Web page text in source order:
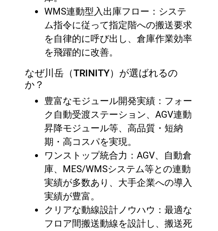
WMS連動型入出庫フロー：システ
ム指令に従って指定階への搬送要求
を自律的に呼び出し、倉庫作業効率
を飛躍的に改善。
なぜ川岳（TRINITY）が選ばれるの
か？
豊富なモジュール開発実績：フォー
ク自動受渡ステーション、AGV連動
昇降モジュール等、高品質・短納
期・高コスパを実現。
ワンストップ統合力：AGV、自動倉
庫、MES/WMSシステム等との連動
実績が多数あり、大手企業への導入
実績が豊富。
クリアな動線設計ノウハウ：最適な
フロア間搬送動線を設計し、搬送死